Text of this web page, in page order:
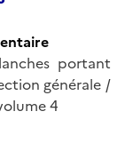
portant
générale /
4